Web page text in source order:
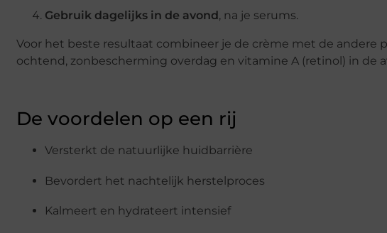
Gebruik dagelijks in de avond, na je serums.
Voor het beste resultaat combineer je de crème met de andere
ochtend, zonbescherming overdag en vitamine A (retinol) in de
De voordelen op een rij
Versterkt de natuurlijke huidbarrière
Bevordert het nachtelijk herstelproces
Kalmeert en hydrateert intensief